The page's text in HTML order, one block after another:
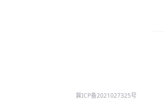
冀ICP备2021027325号